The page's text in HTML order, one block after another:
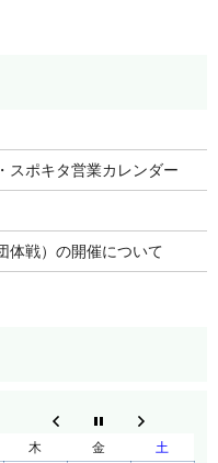
スポキタ営業カレンダー
体戦）の開催について
木 金 土